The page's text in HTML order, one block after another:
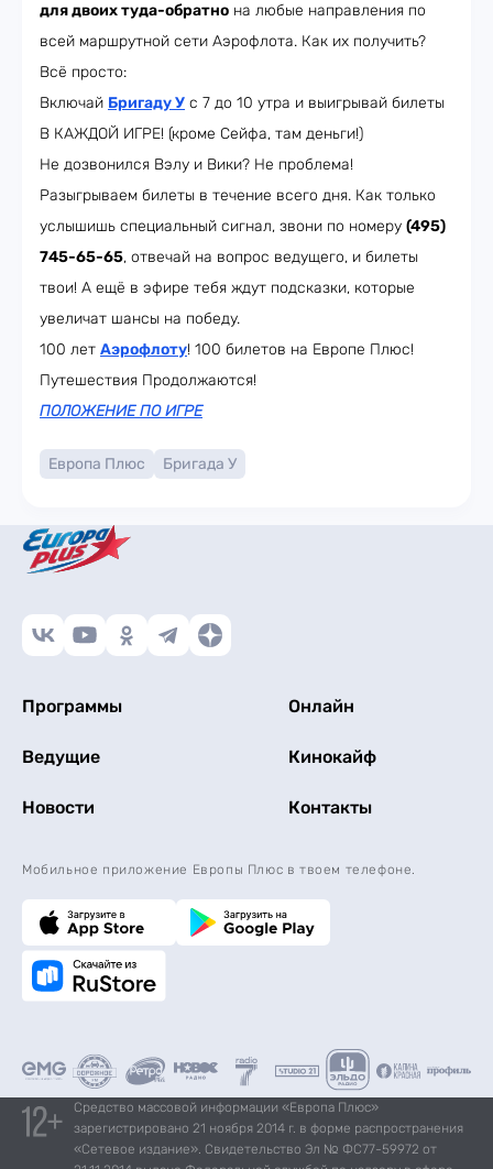
для двоих туда-обратно на любые направления по
всей маршрутной сети Аэрофлота. Как их получить?
Всё просто:
Включай Бригаду У с 7 до 10 утра и выигрывай билеты
В КАЖДОЙ ИГРЕ! (кроме Сейфа, там деньги!)
Не дозвонился Вэлу и Вики? Не проблема!
Разыгрываем билеты в течение всего дня. Как только
услышишь специальный сигнал, звони по номеру (495)
745-65-65, отвечай на вопрос ведущего, и билеты
твои! А ещё в эфире тебя ждут подсказки, которые
увеличат шансы на победу.
100 лет Аэрофлоту! 100 билетов на Европе Плюс!
Путешествия Продолжаются!
ПОЛОЖЕНИЕ ПО ИГРЕ
Европа Плюс Бригада У
Программы Онлайн
Ведущие Кинокайф
Новости Контакты
Мобильное приложение Европы Плюс в твоем телефоне.
Средство массовой информации «Европа Плюс»
зарегистрировано 21 ноября 2014 г. в форме распространения
«Сетевое издание». Свидетельство Эл № ФС77-59972 от